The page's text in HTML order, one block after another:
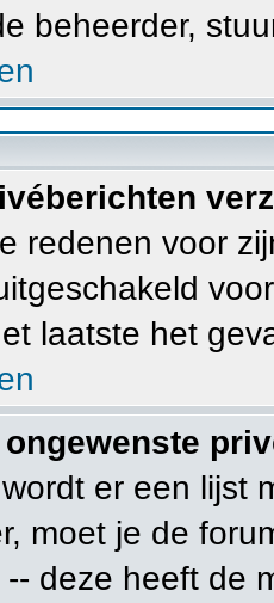
beheerder,
redenen voor
laatste het
er een lijst
moet je de
deze heeft de